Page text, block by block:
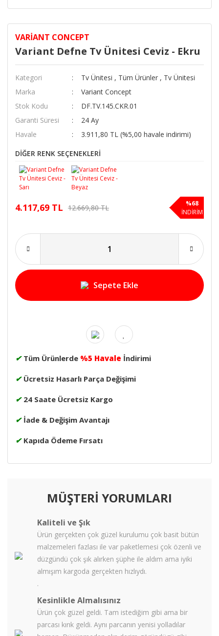
VARIANT CONCEPT
Variant Defne Tv Ünitesi Ceviz - Ekru
Kategori Tv Ünitesi , Tüm Ürünler , Tv Ünitesi
Marka
Variant Concept
Stok Kodu
DF.TV.145.CKR.01
Garanti Süresi
24 Ay
Havale
3.911,80 TL (%5,00 havale indirimi)
DİĞER RENK SEÇENEKLERİ
4.117,69 TL 12.669,80 TL
%68
İNDİRİM
Sepete Ekle
✔ Tüm Ürünlerde %5 Havale İndirimi
✔ Ücretsiz Hasarlı Parça Değişimi
✔ 24 Saate Ücretsiz Kargo
✔ İade & Değişim Avantajı
✔ Kapıda Ödeme Fırsatı
MÜŞTERİ YORUMLARI
Kaliteli ve Şık
Ürün gerçekten çok güzel kurulumu çok basit bütün
malzemeleri fazlası ile var paketlemesi çok özenli ve
düzgündü çok şık alırken şüphe ile aldım ama iyiki
almışım kargoda gerçekten hızlıydı.
.
Kesinlikle Almalısınız
Ürün çok güzel geldi. Tam istediğim gibi ama bir
parcası kırık geldi. Aynı parcanın yenisi yolladılar